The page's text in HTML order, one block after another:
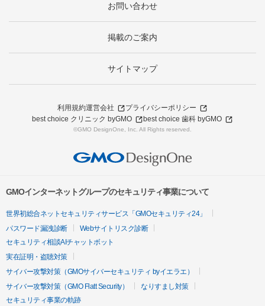
お問い合わせ
掲載のご案内
サイトマップ
利用規約運営会社
プライバシーポリシー
best choice クリニック byGMO
best choice 歯科 byGMO
©GMO DesignOne, Inc. All Rights reserved.
GMOインターネットグループのセキュリティ事業について
世界初総合ネットセキュリティサービス「GMOセキュリティ24」
パスワード漏洩診断
Webサイトリスク診断
セキュリティ相談AIチャットボット
実在証明・盗聴対策
サイバー攻撃対策（GMOサイバーセキュリティ byイエラエ）
サイバー攻撃対策（GMO Flatt Security）
なりすまし対策
セキュリティ事業の軌跡